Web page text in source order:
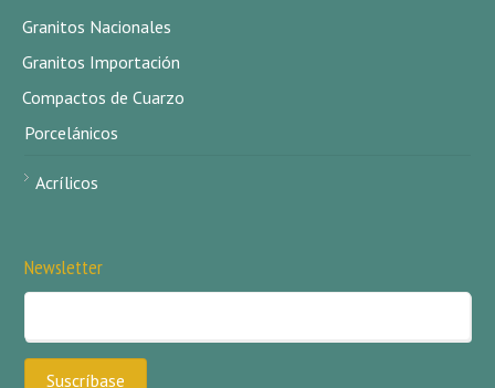
Granitos Nacionales
Granitos Importación
Compactos de Cuarzo
Porcelánicos
Acrílicos
Newsletter